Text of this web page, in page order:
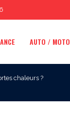
AUTO / MOTO
chaleurs ?